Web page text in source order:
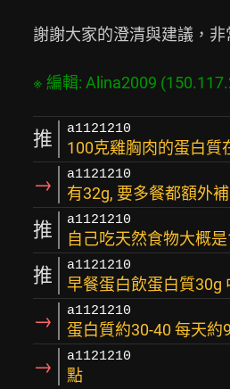
謝謝大家的澄清與建議，非
推 a1121210
100克雞胸肉的蛋白質
→ a1121210
有32g, 要多餐都額外
推 a1121210
自己吃天然食物大概
推 a1121210
早餐蛋白飲蛋白質30g
→ a1121210
蛋白質約30-40 每天
→ a1121210
點